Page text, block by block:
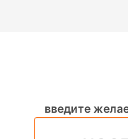
введите